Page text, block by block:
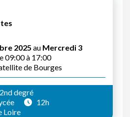
2025 au Mercredi 3
09:00 à 17:00
de Bourges
degré
12h
Loire